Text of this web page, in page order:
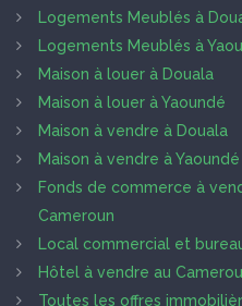
Logements Meublés à
Logements Meublés à
Maison à louer à Douala
Maison à louer à Yaoundé
Maison à vendre à Douala
Maison à vendre à Yaoundé
Fonds de commerce à
Cameroun
Local commercial et
Hôtel à vendre au
Toutes les offres